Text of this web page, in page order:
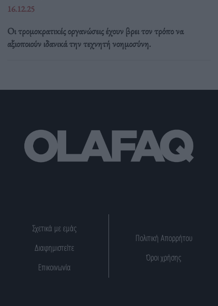
16.12.25
Οι τρομοκρατικές οργανώσεις έχουν βρει τον τρόπο να
αξιοποιούν ιδανικά την τεχνητή νοημοσύνη.
Σχετικά με εμάς
Διαφημιστείτε
Επικοινωνία
Πολιτική Απορρήτου
Όροι χρήσης